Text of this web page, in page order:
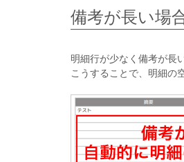
備考が長い場
明細行が少なく備考が長
こうすることで、明細の